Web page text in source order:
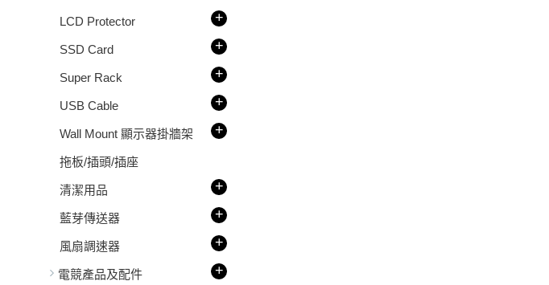
LCD Protector +
SSD Card +
Super Rack +
USB Cable +
Wall Mount 顯示器掛牆架 +
拖板/插頭/插座
清潔用品 +
藍芽傳送器 +
風扇調速器 +
電競產品及配件 +